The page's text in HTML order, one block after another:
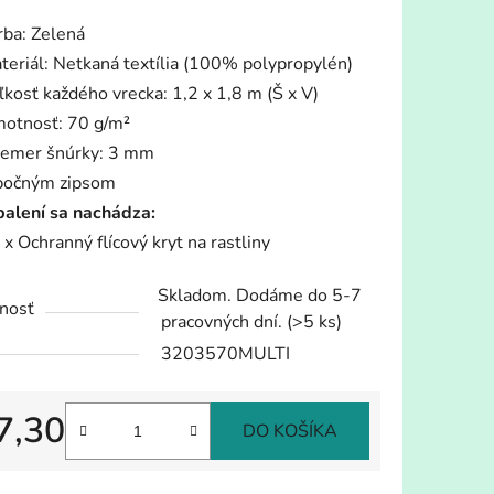
Zelená
Netkaná textília (100% polypropylén)
každého vrecka: 1,2 x 1,8 m (Š x V)
70 g/m²
šnúrky: 3 mm
zipsom
sa nachádza:
x Ochranný flícový kryt na rastliny
Skladom. Dodáme do 5-7
pracovných dní. (>5 ks)
3203570MULTI
cena:
DO KOŠÍKA